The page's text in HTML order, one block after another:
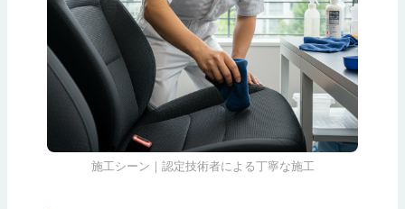
施工シーン｜認定技術者による丁寧な施工